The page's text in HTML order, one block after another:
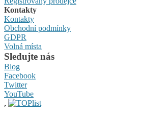
Kontakty
Kontakty
Obchodní podmínky
GDPR
Volná místa
Sledujte nás
Blog
Facebook
Twitter
YouTube
,